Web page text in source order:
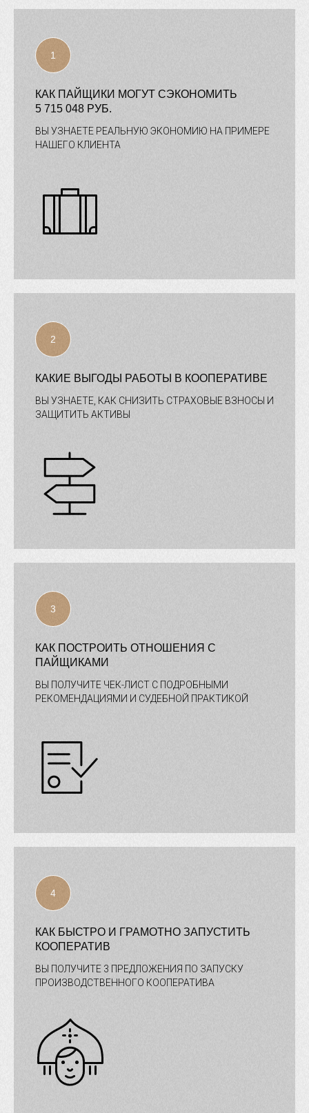
КАК ПАЙЩИКИ МОГУТ СЭКОНОМИТЬ
5 715 048 РУБ.
ВЫ УЗНАЕТЕ РЕАЛЬНУЮ ЭКОНОМИЮ НА ПРИМЕРЕ
НАШЕГО КЛИЕНТА
КАКИЕ ВЫГОДЫ РАБОТЫ В КООПЕРАТИВЕ
ВЫ УЗНАЕТЕ, КАК СНИЗИТЬ СТРАХОВЫЕ ВЗНОСЫ И
ЗАЩИТИТЬ АКТИВЫ
КАК ПОСТРОИТЬ ОТНОШЕНИЯ С
ПАЙЩИКАМИ
ВЫ ПОЛУЧИТЕ ЧЕК-ЛИСТ С ПОДРОБНЫМИ
РЕКОМЕНДАЦИЯМИ И СУДЕБНОЙ ПРАКТИКОЙ
КАК БЫСТРО И ГРАМОТНО ЗАПУСТИТЬ
КООПЕРАТИВ
ВЫ ПОЛУЧИТЕ 3 ПРЕДЛОЖЕНИЯ ПО ЗАПУСКУ
ПРОИЗВОДСТВЕННОГО КООПЕРАТИВА